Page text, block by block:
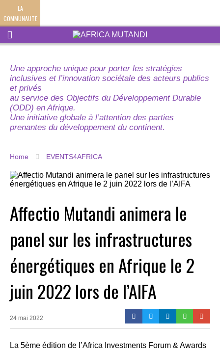
LA
COMMUNAUTE
Une approche unique pour porter les stratégies
inclusives et l’innovation sociétale des acteurs publics
et privés
au service des Objectifs du Développement Durable
(ODD) en Afrique.
Une initiative globale à l’attention des parties
prenantes du développement du continent.
Home EVENTS4AFRICA
Affectio Mutandi animera le
panel sur les infrastructures
énergétiques en Afrique le 2
juin 2022 lors de l’AIFA
24 mai 2022
La 5ème édition de l’Africa Investments Forum & Awards